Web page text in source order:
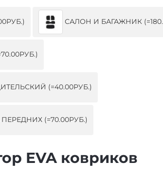
САЛОН И БАГАЖНИК
(=40.00РУБ.)
(=70.00РУБ.)
EVA ковриков